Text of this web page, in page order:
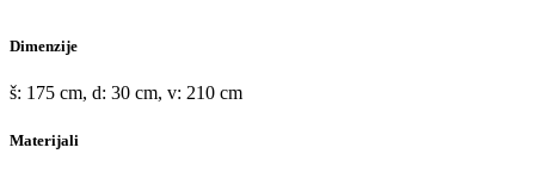
Dimenzije
š: 175 cm, d: 30 cm, v: 210 cm
Materijali